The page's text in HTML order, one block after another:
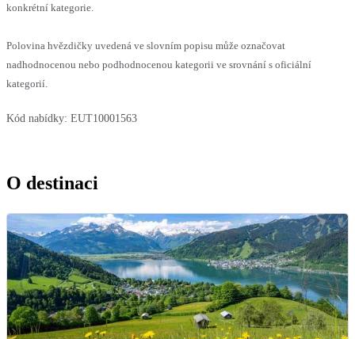
konkrétní kategorie.
Polovina hvězdičky uvedená ve slovním popisu může označovat
nadhodnocenou nebo podhodnocenou kategorii ve srovnání s oficiální
kategorií.
Kód nabídky: EUT10001563
O destinaci